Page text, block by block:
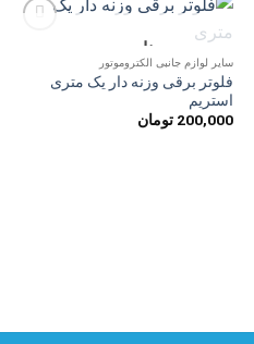
مندی
ناموجود
سایر لوازم جانبی الکتروموتور
فلوتر برقی وزنه دار یک متری
استریم
200,000 تومان